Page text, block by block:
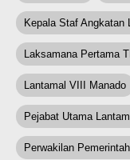
Kepala Staf Angkatan
Laksamana Pertama
Lantamal VIII Manado
Pejabat Utama
Perwakilan